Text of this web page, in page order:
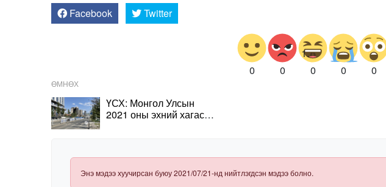
Facebook Twitter
0 0 0 0 0
ӨМНӨХ
ҮСХ: Монгол Улсын
2021 оны эхний хагас
Энэ мэдээ хуучирсан буюу 2021/07/21-нд нийтлэгдсэн мэдээ болно.